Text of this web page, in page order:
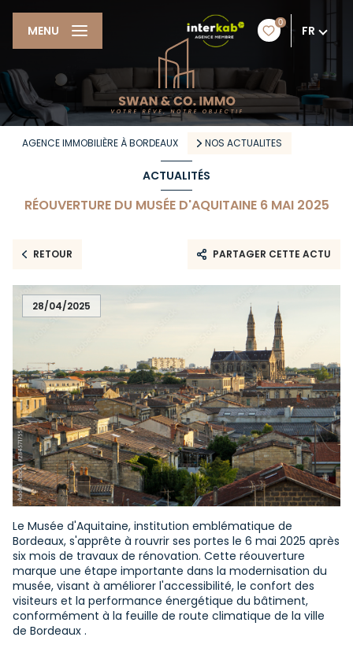
0
FR
MENU
AGENCE IMMOBILIÈRE À BORDEAUX NOS ACTUALITES
ACTUALITÉS
RÉOUVERTURE DU MUSÉE D'AQUITAINE 6 MAI 2025
RETOUR PARTAGER CETTE ACTU
28/04/2025
Le Musée d'Aquitaine, institution emblématique de
Bordeaux, s'apprête à rouvrir ses portes le 6 mai 2025 après
six mois de travaux de rénovation. Cette réouverture
marque une étape importante dans la modernisation du
musée, visant à améliorer l'accessibilité, le confort des
visiteurs et la performance énergétique du bâtiment,
conformément à la feuille de route climatique de la ville
de Bordeaux .​